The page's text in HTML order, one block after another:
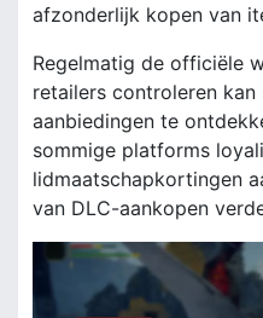
afzonderlijk kopen van
Regelmatig de officiële
retailers controleren kan
aanbiedingen te
sommige platforms
lidmaatschapkortingen
van DLC-aankopen